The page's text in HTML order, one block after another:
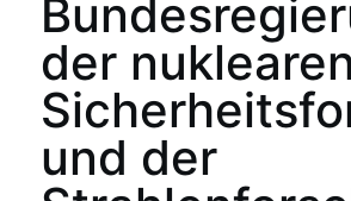
der nuklearen
und der